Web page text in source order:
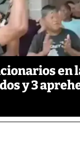
en
y 3